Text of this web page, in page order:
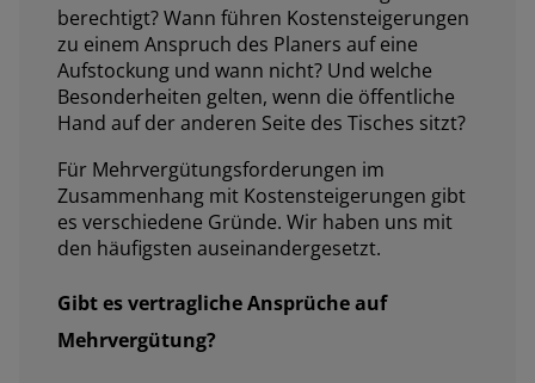
berechtigt? Wann führen Kostensteigerungen
zu einem Anspruch des Planers auf eine
Aufstockung und wann nicht? Und welche
Besonderheiten gelten, wenn die öffentliche
Hand auf der anderen Seite des Tisches sitzt?
Für Mehrvergütungsforderungen im
Zusammenhang mit Kostensteigerungen gibt
es verschiedene Gründe. Wir haben uns mit
den häufigsten auseinandergesetzt.
Gibt es vertragliche Ansprüche auf
Mehrvergütung?